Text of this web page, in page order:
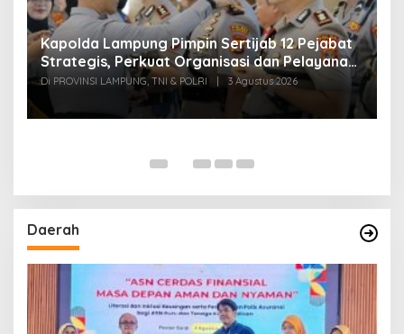
Kapolda Lampung Pimpin Sertijab 12 Pejabat
Strategis, Perkuat Organisasi dan Pelayanan
Polri Presisi
Di PROVINSI LAMPUNG, TNI & POLRI 3 Agustus 2026
Daerah